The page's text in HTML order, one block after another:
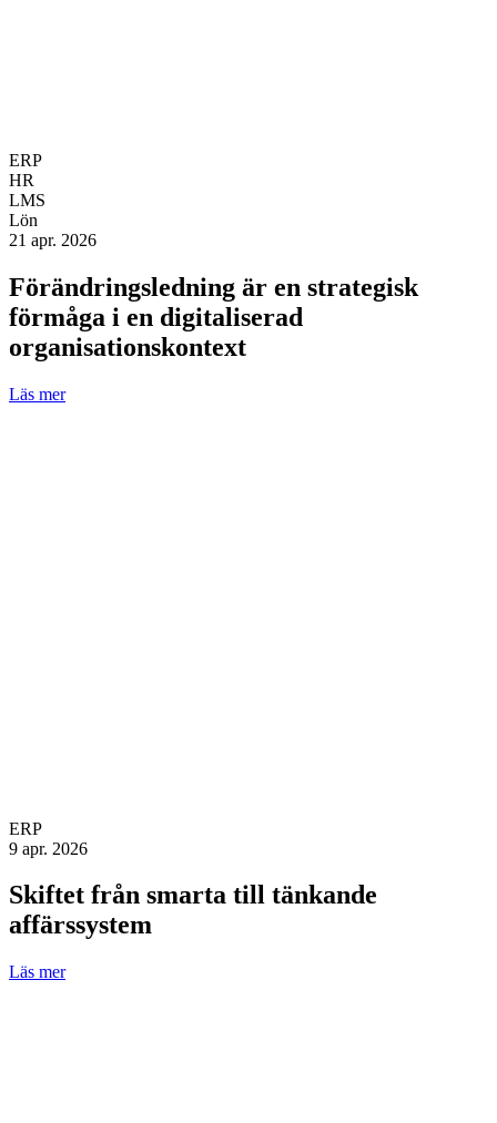
ERP
HR
LMS
Lön
21 apr. 2026
Förändringsledning är en strategisk
förmåga i en digitaliserad
organisationskontext
Läs mer
ERP
9 apr. 2026
Skiftet från smarta till tänkande
affärssystem
Läs mer